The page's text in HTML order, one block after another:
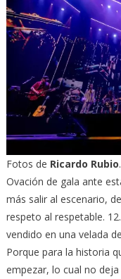
Fotos de Ricardo Rubio.
Ovación de gala ante
más salir al escenario,
respeto al respetable.
vendido en una velada
Porque para la historia
empezar, lo cual no